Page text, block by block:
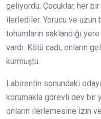
geliyordu. Çocuklar, her bir
ilerlediler. Yorucu ve
tohumların saklandığı
vardı. Kötü cadı, onların
kurmuştu.
Labirentin sonundaki
korumakla görevli dev bir
onların ilerlemesine izin